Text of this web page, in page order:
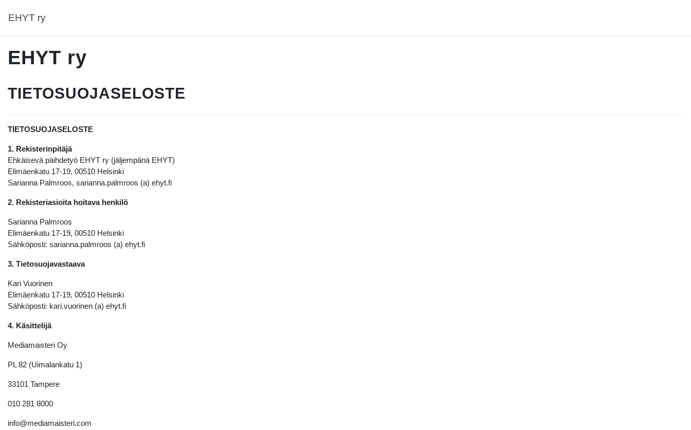
EHYT ry
EHYT ry
TIETOSUOJASELOSTE
TIETOSUOJASELOSTE
1. Rekisterinpitäjä
Ehkäisevä päihdetyö EHYT ry (jäljempänä EHYT)
Elimäenkatu 17-19, 00510 Helsinki
Sarianna Palmroos, sarianna.palmroos (a) ehyt.fi
2. Rekisteriasioita hoitava henkilö
Sarianna Palmroos
Elimäenkatu 17-19, 00510 Helsinki
Sähköposti: sarianna.palmroos (a) ehyt.fi
3. Tietosuojavastaava
Kari Vuorinen
Elimäenkatu 17-19, 00510 Helsinki
Sähköposti: kari.vuorinen (a) ehyt.fi
4. Käsittelijä
Mediamaisteri Oy
PL 82 (Uimalankatu 1)
33101 Tampere
010 281 8000
info@mediamaisteri.com